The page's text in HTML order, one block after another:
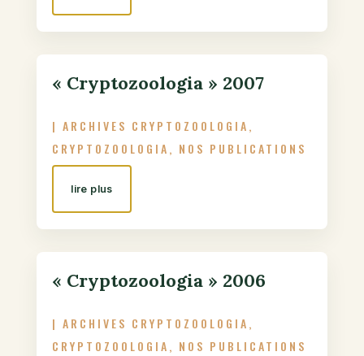
« Cryptozoologia » 2007
| ARCHIVES CRYPTOZOOLOGIA,
CRYPTOZOOLOGIA, NOS PUBLICATIONS
lire plus
« Cryptozoologia » 2006
| ARCHIVES CRYPTOZOOLOGIA,
CRYPTOZOOLOGIA, NOS PUBLICATIONS